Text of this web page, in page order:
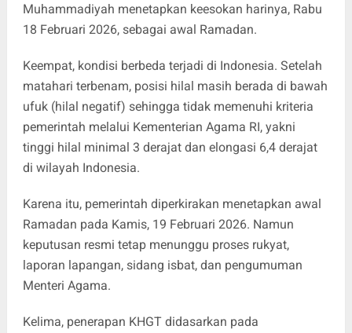
Muhammadiyah menetapkan keesokan harinya, Rabu
18 Februari 2026, sebagai awal Ramadan.
Keempat, kondisi berbeda terjadi di Indonesia. Setelah
matahari terbenam, posisi hilal masih berada di bawah
ufuk (hilal negatif) sehingga tidak memenuhi kriteria
pemerintah melalui Kementerian Agama RI, yakni
tinggi hilal minimal 3 derajat dan elongasi 6,4 derajat
di wilayah Indonesia.
Karena itu, pemerintah diperkirakan menetapkan awal
Ramadan pada Kamis, 19 Februari 2026. Namun
keputusan resmi tetap menunggu proses rukyat,
laporan lapangan, sidang isbat, dan pengumuman
Menteri Agama.
Kelima, penerapan KHGT didasarkan pada